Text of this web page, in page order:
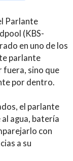
Parlante
(KBS-
en uno de los
parlante
fuera, sino que
por dentro.
el parlante
agua, batería
con
a su